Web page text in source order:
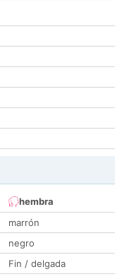
hembra
marrón
negro
Fin / delgada